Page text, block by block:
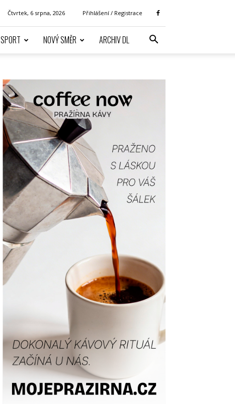
Čtvrtek, 6 srpna, 2026 Přihlášení / Registrace
SPORT NOVÝ SMĚR ARCHIV DL